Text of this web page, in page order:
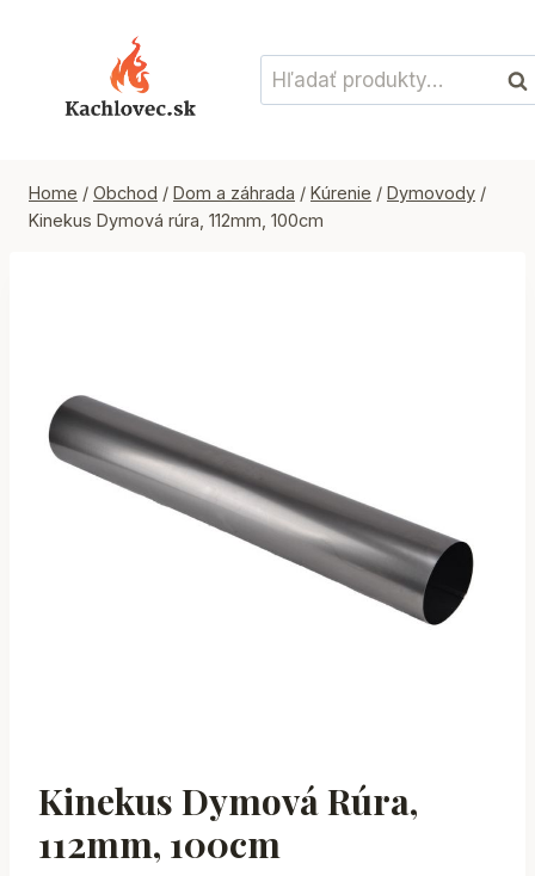
Hľadať:
Home / Obchod / Dom a záhrada / Kúrenie / Dymovody /
Kinekus Dymová rúra, 112mm, 100cm
Kinekus Dymová Rúra,
112mm, 100cm